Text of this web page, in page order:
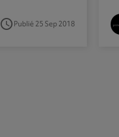
access_timePublié 25 Sep 2018